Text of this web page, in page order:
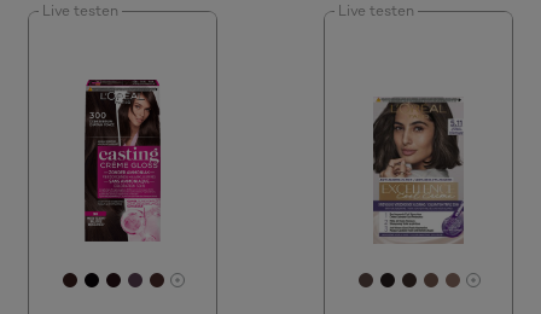
Live testen
[Color]: #341c1b
[Color]: #090409
[Color]: #241114
[Color]: #563f51
[Color]: #462a28
More shades are available
Live testen
[Color]: #594643
[Color]: #251c1c
[Color]:
[Color]:
[Color]:
More